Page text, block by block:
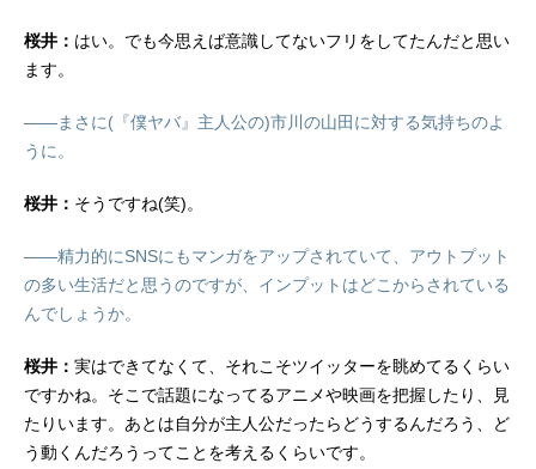
桜井： はい。でも今思えば意識してないフリをしてたんだと思い
ます。
――まさに(『僕ヤバ』主人公の)市川の山田に対する気持ちのよ
うに。
桜井： そうですね(笑)。
――精力的にSNSにもマンガをアップされていて、アウトプット
の多い生活だと思うのですが、インプットはどこからされている
んでしょうか。
桜井： 実はできてなくて、それこそツイッターを眺めてるくらい
ですかね。そこで話題になってるアニメや映画を把握したり、見
たりいます。あとは自分が主人公だったらどうするんだろう、ど
う動くんだろうってことを考えるくらいです。